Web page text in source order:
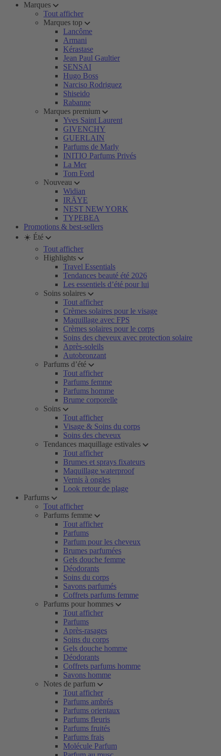
Marques
Tout afficher
Marques top
Lancôme
Armani
Kérastase
Jean Paul Gaultier
SENSAI
Hugo Boss
Narciso Rodriguez
Shiseido
Rabanne
Marques premium
Yves Saint Laurent
GIVENCHY
GUERLAIN
Parfums de Marly
INITIO Parfums Privés
La Mer
Tom Ford
Nouveau
Widian
IRÄYE
NEST NEW YORK
TYPEBEA
Promotions & best-sellers
☀️ Été
Tout afficher
Highlights
Travel Essentials
Tendances beauté été 2026
Les essentiels d’été pour lui
Soins solaires
Tout afficher
Crèmes solaires pour le visage
Maquillage avec FPS
Crèmes solaires pour le corps
Soins des cheveux avec protection solaire
Après-soleils
Autobronzant
Parfums d’été
Tout afficher
Parfums femme
Parfums homme
Brume corporelle
Soins
Tout afficher
Visage & Soins du corps
Soins des cheveux
Tendances maquillage estivales
Tout afficher
Brumes et sprays fixateurs
Maquillage waterproof
Vernis à ongles
Look retour de plage
Parfums
Tout afficher
Parfums femme
Tout afficher
Parfums
Parfum pour les cheveux
Brumes parfumées
Gels douche femme
Déodorants
Soins du corps
Savons parfumés
Coffrets parfums femme
Parfums pour hommes
Tout afficher
Parfums
Après-rasages
Soins du corps
Gels douche homme
Déodorants
Coffrets parfums homme
Savons homme
Notes de parfum
Tout afficher
Parfums ambrés
Parfums orientaux
Parfums fleuris
Parfums fruités
Parfums frais
Molécule Parfum